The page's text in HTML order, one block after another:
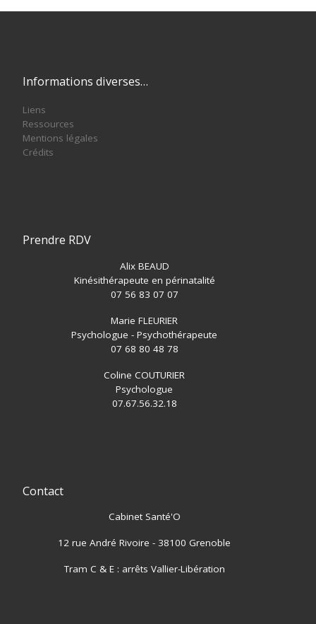
Informations diverses…
Liens
Ressources
Mentions légales
Crédits
Prendre RDV
Alix BEAUD
Kinésithérapeute en périnatalité
07 56 83 07 07
Marie FLEURIER
Psychologue - Psychothérapeute
07 68 80 48 78
Coline COUTURIER
Psychologue
07.67.56.32.18
Contact
Cabinet Santé'O
12 rue André Rivoire - 38100 Grenoble
Tram C & E : arrêts Vallier-Libération